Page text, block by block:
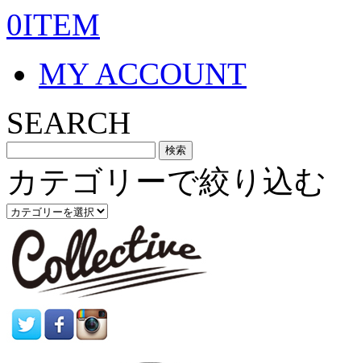
0ITEM
MY ACCOUNT
SEARCH
カテゴリーで絞り込む